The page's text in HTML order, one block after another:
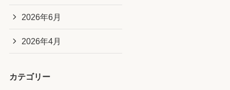
2026年6月
2026年4月
カテゴリー